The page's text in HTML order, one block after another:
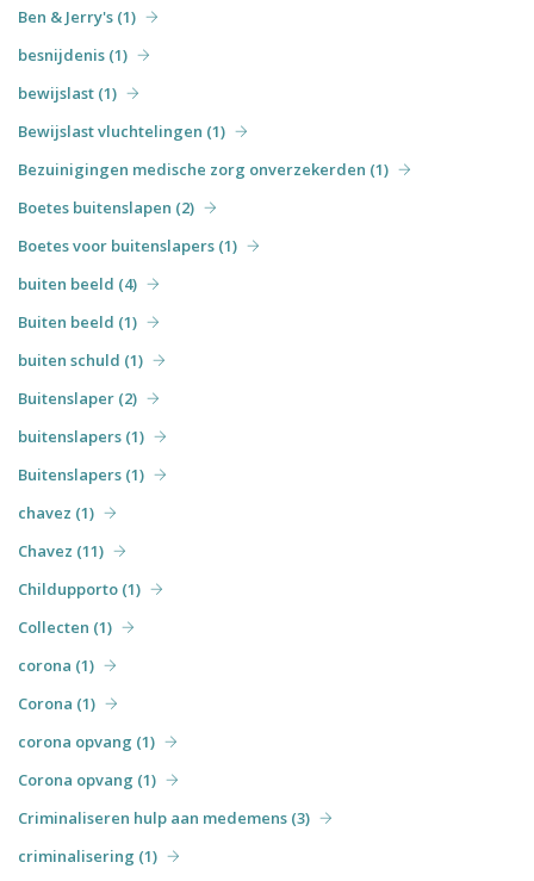
Ben & Jerry's (1)
besnijdenis (1)
bewijslast (1)
Bewijslast vluchtelingen (1)
Bezuinigingen medische zorg onverzekerden (1)
Boetes buitenslapen (2)
Boetes voor buitenslapers (1)
buiten beeld (4)
Buiten beeld (1)
buiten schuld (1)
Buitenslaper (2)
buitenslapers (1)
Buitenslapers (1)
chavez (1)
Chavez (11)
Childupporto (1)
Collecten (1)
corona (1)
Corona (1)
corona opvang (1)
Corona opvang (1)
Criminaliseren hulp aan medemens (3)
criminalisering (1)